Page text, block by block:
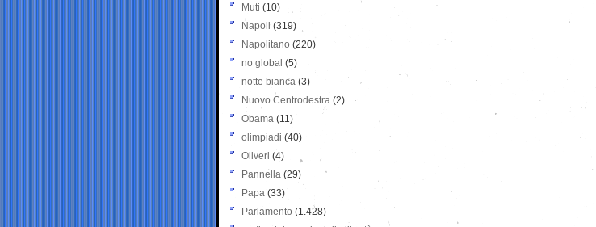
Muti (10)
Napoli (319)
Napolitano (220)
no global (5)
notte bianca (3)
Nuovo Centrodestra (2)
Obama (11)
olimpiadi (40)
Oliveri (4)
Pannella (29)
Papa (33)
Parlamento (1.428)